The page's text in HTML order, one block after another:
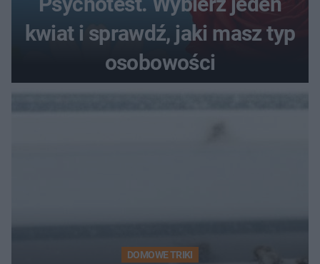
kwiat i sprawdź, jaki masz typ
osobowości
DOMOWE TRIKI